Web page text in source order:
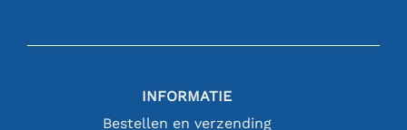
INFORMATIE
Bestellen en verzending